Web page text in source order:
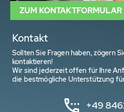
Kontakt
Sollten Sie Fragen haben, zögern
kontaktieren!
Wir sind jederzeit offen für Ihre
die bestmögliche Unterstützung
+49
ZUM KONTAKTFORMULAR